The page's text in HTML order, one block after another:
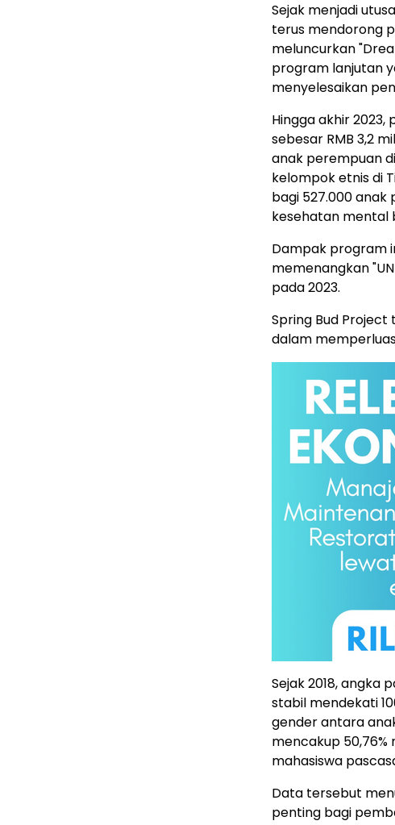
Sejak menjadi
terus mendorong
meluncurkan
program lanjutan
menyelesaikan
Hingga akhir
sebesar RMB 3,2
anak perempuan
kelompok etnis di
bagi 527.000
kesehatan mental
Dampak program
memenangkan
pada 2023.
Spring Bud
dalam
Sejak 2018, angka
stabil mendekati
gender antara
mencakup
mahasiswa
Data tersebut
penting bagi